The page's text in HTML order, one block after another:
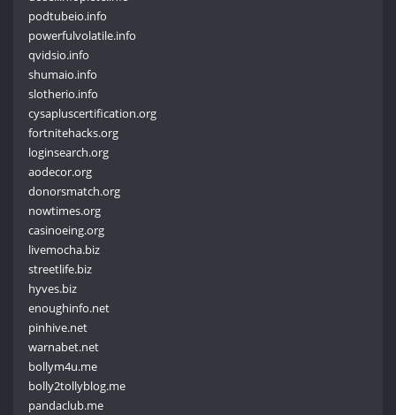
podtubeio.info
powerfulvolatile.info
qvidsio.info
shumaio.info
slotherio.info
cysapluscertification.org
fortnitehacks.org
loginsearch.org
aodecor.org
donorsmatch.org
nowtimes.org
casinoeing.org
livemocha.biz
streetlife.biz
hyves.biz
enoughinfo.net
pinhive.net
warnabet.net
bollym4u.me
bolly2tollyblog.me
pandaclub.me